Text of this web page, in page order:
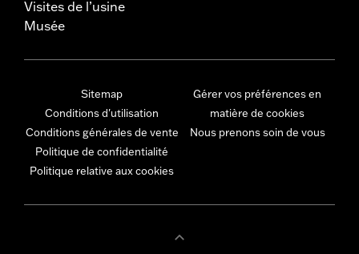
Visites de l’usine
Musée
Sitemap
Conditions d'utilisation
Conditions générales de vente
Politique de confidentialité
Politique relative aux cookies
Gérer vos préférences en
matière de cookies
Nous prenons soin de vous